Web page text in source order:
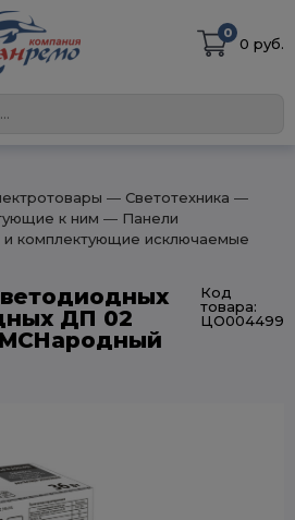
0
0 руб.
― Светотехника ―
к ним ― Панели
комплектующие исключаемые
ДП 02
Код
товара:
ЦО004499